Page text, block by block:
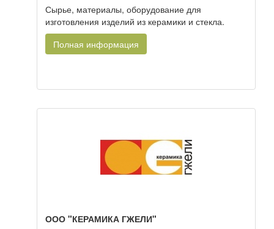
Сырье, материалы, оборудование для
изготовления изделий из керамики и стекла.
Полная информация
ООО "КЕРАМИКА ГЖЕЛИ"